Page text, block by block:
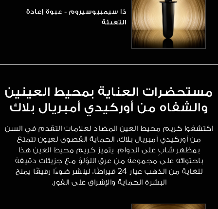
ذا سيمبيوسيروم - عبوة إعادة
التعبئة
مستحضرات العناية بمحيط العينين
والشفاه من أوركيدي أمبريال بلاك
اكتشفوا كريم محيط العين المضاد لعلامات التقدم في السن
من أوركيدي أمبريال بلاك، الحماية القصوى لعيون تتمتع
بمظهر شابٍ على الدوام. يتميز كريم محيط العين هذا
باحتوائه على مجموعة من عرق اللؤلؤ مع جزيئات دقيقة
للغاية من الذهب عيار 24 قيراطًا، لينشر ضوءًا رقيقًا يمنح
البشرة الحماية والإشراق على الفور.